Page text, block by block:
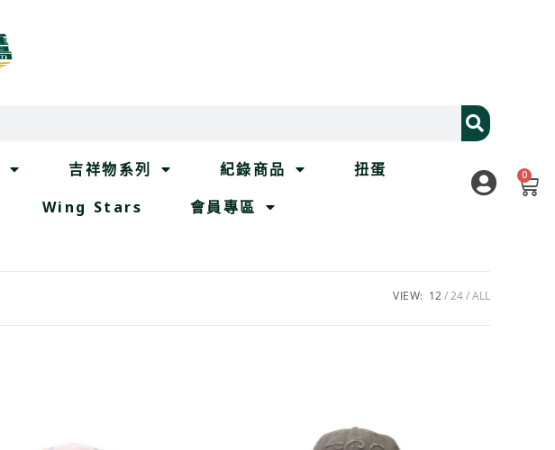
吉祥物系列 紀錄商品
扭蛋
Wing Stars 會員專區
0
VIEW: 12 24 ALL